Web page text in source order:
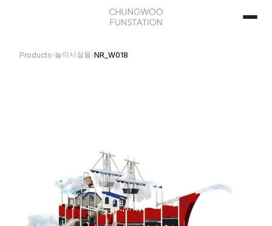
Products›놀이시설물›NR_W018